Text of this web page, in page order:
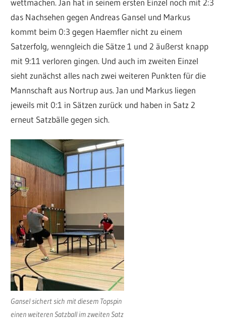
wettmachen. Jan hat in seinem ersten Einzel noch mit 2:3
das Nachsehen gegen Andreas Gansel und Markus
kommt beim 0:3 gegen Haemfler nicht zu einem
Satzerfolg, wenngleich die Sätze 1 und 2 äußerst knapp
mit 9:11 verloren gingen. Und auch im zweiten Einzel
sieht zunächst alles nach zwei weiteren Punkten für die
Mannschaft aus Nortrup aus. Jan und Markus liegen
jeweils mit 0:1 in Sätzen zurück und haben in Satz 2
erneut Satzbälle gegen sich.
Gansel sichert sich mit diesem Topspin
einen weiteren Satzball im zweiten Satz